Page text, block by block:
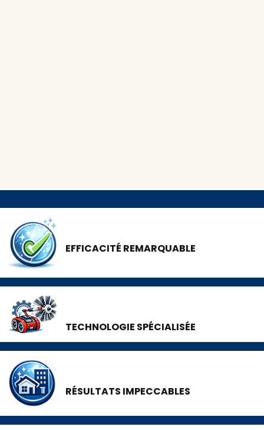
EFFICACITÉ REMARQUABLE
TECHNOLOGIE SPÉCIALISÉE
RÉSULTATS IMPECCABLES